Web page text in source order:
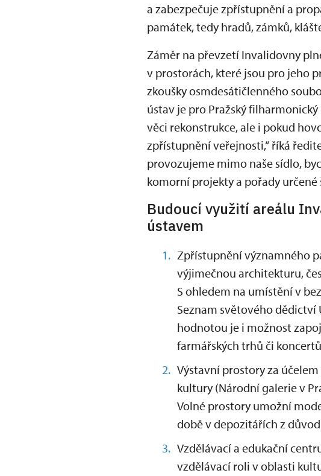
a zabezpečuje zpřístupnění a
památek, tedy hradů, zámků,
Záměr na převzetí Invalidovny
v prostorách, které jsou pro jeho
zkoušky osmdesátičlenného
ústav je pro Pražský
věci rekonstrukce, ale i pokud
zpřístupnění veřejnosti,“ říká
provozujeme mimo naše sídlo,
komorní projekty a pořady
Budoucí využití areálu
ústavem
Zpřístupnění významného
výjimečnou architekturu,
S ohledem na umístění v
Seznam světového dědictví
hodnotou je i možnost
farmářských trhů či
Výstavní prostory za
kultury (Národní galerie v
Volné prostory umožní
době v depozitářích z
Vzdělávací a edukační
vzdělávací roli v oblasti